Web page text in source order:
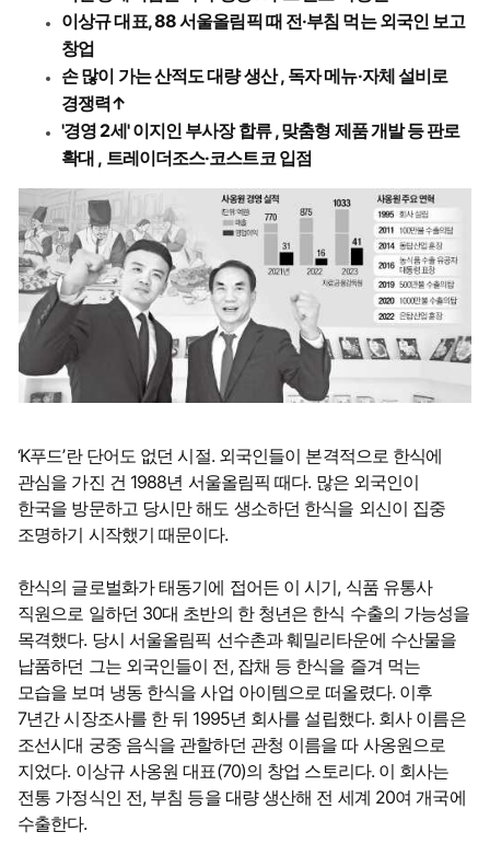
이상규 대표, 88 서울올림픽 때 전·부침 먹는 외국인 보고
창업
손 많이 가는 산적도 대량 생산 , 독자 메뉴·자체 설비로
경쟁력↑
'경영 2세' 이지인 부사장 합류 , 맞춤형 제품 개발 등 판로
확대 , 트레이더조스·코스트코 입점
‘K푸드’란 단어도 없던 시절. 외국인들이 본격적으로 한식에
관심을 가진 건 1988년 서울올림픽 때다. 많은 외국인이
한국을 방문하고 당시만 해도 생소하던 한식을 외신이 집중
조명하기 시작했기 때문이다.
한식의 글로벌화가 태동기에 접어든 이 시기, 식품 유통사
직원으로 일하던 30대 초반의 한 청년은 한식 수출의 가능성을
목격했다. 당시 서울올림픽 선수촌과 훼밀리타운에 수산물을
납품하던 그는 외국인들이 전, 잡채 등 한식을 즐겨 먹는
모습을 보며 냉동 한식을 사업 아이템으로 떠올렸다. 이후
7년간 시장조사를 한 뒤 1995년 회사를 설립했다. 회사 이름은
조선시대 궁중 음식을 관할하던 관청 이름을 따 사옹원으로
지었다. 이상규 사옹원 대표(70)의 창업 스토리다. 이 회사는
전통 가정식인 전, 부침 등을 대량 생산해 전 세계 20여 개국에
수출한다.